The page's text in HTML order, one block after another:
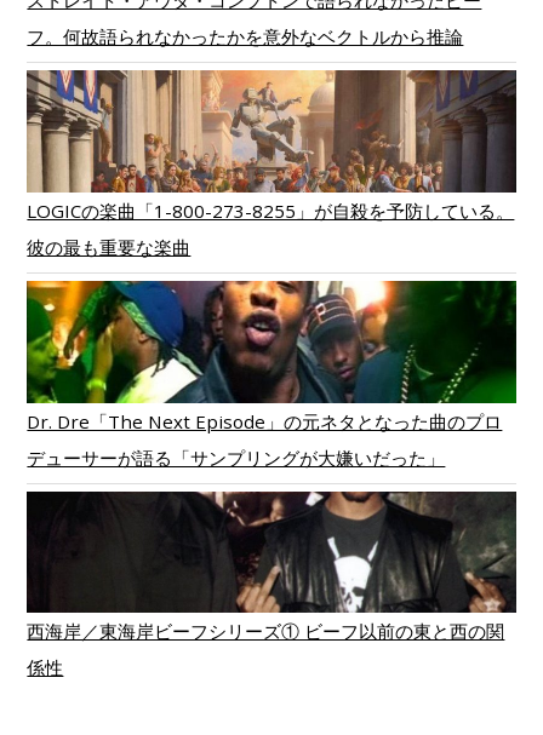
フ。何故語られなかったかを意外なベクトルから推論
LOGICの楽曲「1-800-273-8255」が自殺を予防している。
彼の最も重要な楽曲
Dr. Dre「The Next Episode」の元ネタとなった曲のプロ
デューサーが語る「サンプリングが大嫌いだった」
西海岸／東海岸ビーフシリーズ① ビーフ以前の東と西の関
係性